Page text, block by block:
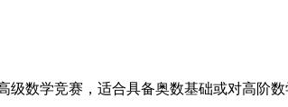
级数学竞赛，适合具备奥数基础或对高阶